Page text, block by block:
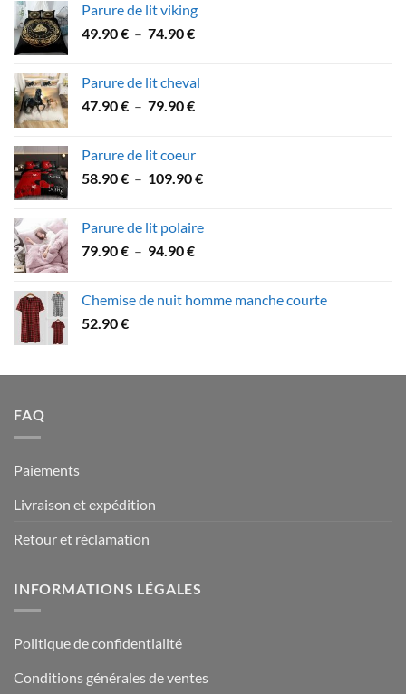
53.60 €
à
Parure de lit viking
49.90€ – 74.90€Plage
49.90 €
à
Parure de lit cheval
47.90€ – 79.90€Plage
à
Parure de lit coeur
58.90€ – 109.90€Plage
58.90 €
Parure de lit polaire
79.90€ – 94.90€Plage
79.90 €
Chemise de nuit homme manche courte
52.90€
FAQ
Paiements
Livraison et expédition
Retour et réclamation
INFORMATIONS LÉGALES
Politique de confidentialité
Conditions générales de ventes